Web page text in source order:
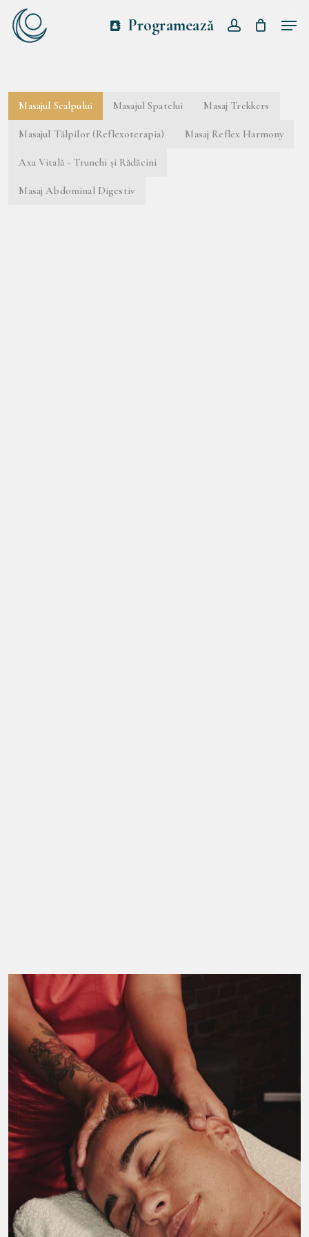
Skip
Programează account
Masajul Scalpului Masajul Spatelui Masaj Trekkers
Masajul Tălpilor (Reflexoterapia) Masaj Reflex Harmony
Axa Vitală - Trunchi și Rădăcini
Masaj Abdominal Digestiv